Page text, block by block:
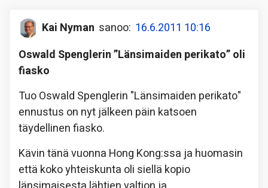
Kai Nyman sanoo: 16.6.2011 10:16
Oswald Spenglerin ”Länsimaiden perikato” oli
fiasko
Tuo Oswald Spenglerin "Länsimaiden perikato"
ennustus on nyt jälkeen päin katsoen
täydellinen fiasko.
Kävin tänä vuonna Hong Kong:ssa ja huomasin
että koko yhteiskunta oli siellä kopio